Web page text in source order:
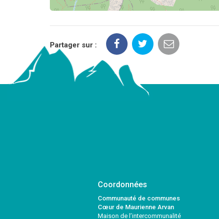
Partager sur :
Coordonnées
Communauté de communes
Cœur de Maurienne Arvan
Maison de l’intercommunalité